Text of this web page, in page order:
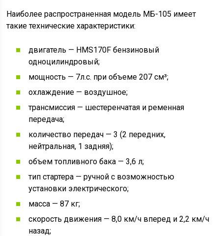
Наиболее распространенная модель МБ-105 имеет
такие технические характеристики:
двигатель — HMS170F бензиновый
одноцилиндровый;
мощность — 7л.с. при объеме 207 см³;
охлаждение — воздушное;
трансмиссия — шестеренчатая и ременная
передача;
количество передач — 3 (2 передних,
нейтральная, 1 задняя);
объем топливного бака — 3,6 л;
тип стартера — ручной с возможностью
установки электрического;
масса — 87 кг;
скорость движения — 8,0 км/ч вперед и 2,2 км/ч
назад;